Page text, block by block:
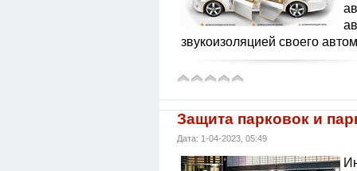
звукоизоляцией своего
Защита парковок и
Дата: 1-04-2023, 05:49